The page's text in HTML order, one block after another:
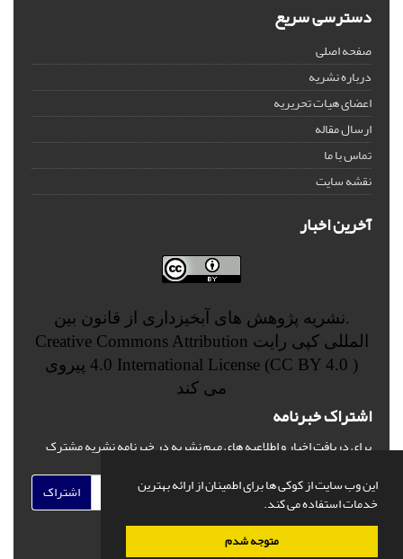
این وب سایت از کوکی ها برای اطمینان از ارائه بهترین
خدمات استفاده می کند.
متوجه شدم
دسترسی سریع
صفحه اصلی
درباره نشریه
اعضای هیات تحریریه
ارسال مقاله
تماس با ما
نقشه سایت
آخرین اخبار
.نشریه پژوهش های آبخیزداری از قانون بین
المللی کپی رایت Creative Commons Attribution
4.0 International License (CC BY 4.0 ) پیروی
می کند
اشتراک خبرنامه
برای دریافت اخبار و اطلاعیه های مهم نشریه در خبرنامه نشریه مشترک
اشتراک